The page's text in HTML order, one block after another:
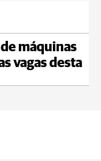
máquinas
vagas desta